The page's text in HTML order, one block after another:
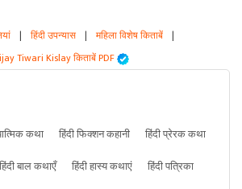
| हिंदी उपन्यास | महिला विशेष किताबें |
Tiwari Kislay किताबें PDF
कथा हिंदी फिक्शन कहानी
हिंदी प्रेरक कथा
हिंदी बाल कथाएँ हिंदी हास्य कथाएं
हिंदी पत्रिका